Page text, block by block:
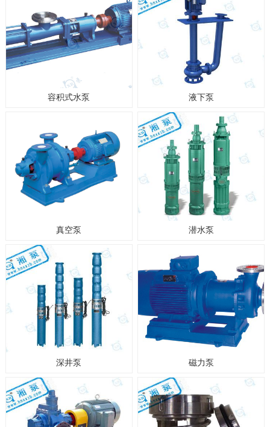
容积式水泵 液下泵
真空泵 潜水泵
深井泵 磁力泵